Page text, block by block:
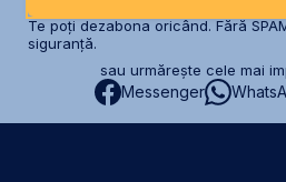
Te poți dezabona oricând. Fără
siguranță.
sau urmărește cele mai
Messenger